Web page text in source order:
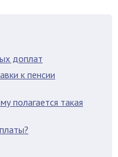
доплат
к пенсии
полагается такая